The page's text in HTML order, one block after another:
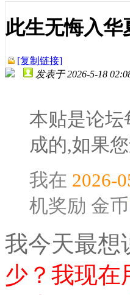
此生无悔入华
[复制链接]
发表于 2026-5-18
本贴是论坛
成的,如果
我在 2026-
机奖励 金币
我今天最想
少？我现在